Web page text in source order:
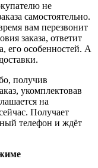
не
самостоятельно.
вам перезвонит
заказа, ответит
его особенностей. А
получив
укомплектовав
на
Получает
телефон и ждёт